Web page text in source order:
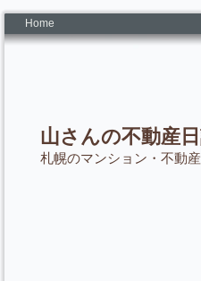
Home
山さんの不動産
札幌のマンション・不動